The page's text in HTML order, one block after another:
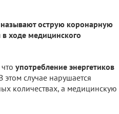
острую коронарную
в ходе медицинского
употребление энергетиков
этом случае нарушается
количествах, а медицинскую